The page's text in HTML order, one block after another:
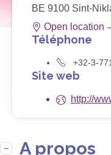
BE 9100 Sint-
Open location
Téléphone
+32-3-
Site web
http://
A propos